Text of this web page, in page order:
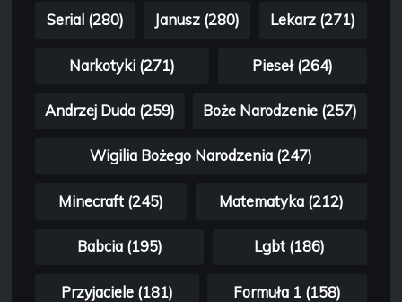
Serial (280) Janusz (280) Lekarz (271)
Narkotyki (271) Pieseł (264)
Andrzej Duda (259) Boże Narodzenie (257)
Wigilia Bożego Narodzenia (247)
Minecraft (245) Matematyka (212)
Babcia (195) Lgbt (186)
Przyjaciele (181) Formuła 1 (158)